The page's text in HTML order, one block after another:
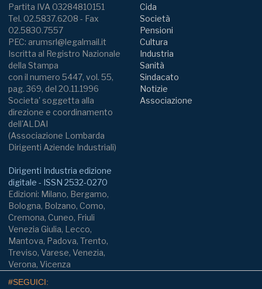
Partita IVA 03284810151
Tel. 02.5837.6208 - Fax
02.5830.7557
PEC: arumsrl@legalmail.it
Iscritta al Registro Nazionale
della Stampa
con il numero 5447, vol. 55,
pag. 369, del 20.11.1996
Societa' soggetta alla
direzione e coordinamento
dell'ALDAI
(Associazione Lombarda
Dirigenti Aziende Industriali)
Dirigenti Industria edizione
digitale - ISSN 2532-0270
Edizioni: Milano, Bergamo,
Bologna, Bolzano, Como,
Cremona, Cuneo, Friuli
Venezia Giulia, Lecco,
Mantova, Padova, Trento,
Treviso, Varese, Venezia,
Verona, Vicenza
Cida
Società
Pensioni
Cultura
Industria
Sanità
Sindacato
Notizie
Associazione
#SEGUICI: